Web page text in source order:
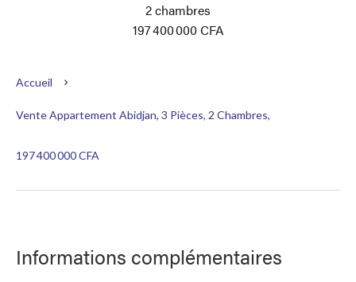
2 chambres
197 400 000 CFA
Accueil
Vente Appartement Abidjan, 3 Pièces, 2 Chambres,
197 400 000 CFA
Informations complémentaires